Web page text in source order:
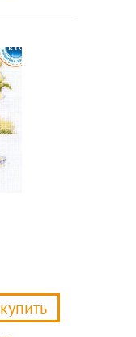
купить